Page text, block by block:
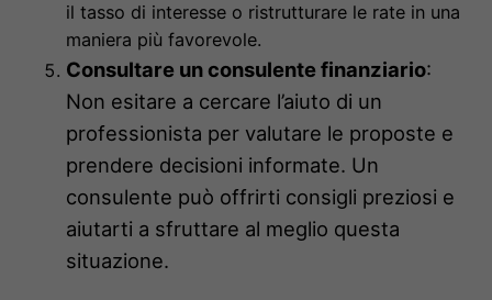
il tasso di interesse o ristrutturare le rate in una
maniera più favorevole.
Consultare un consulente finanziario:
Non esitare a cercare l’aiuto di un
professionista per valutare le proposte e
prendere decisioni informate. Un
consulente può offrirti consigli preziosi e
aiutarti a sfruttare al meglio questa
situazione.